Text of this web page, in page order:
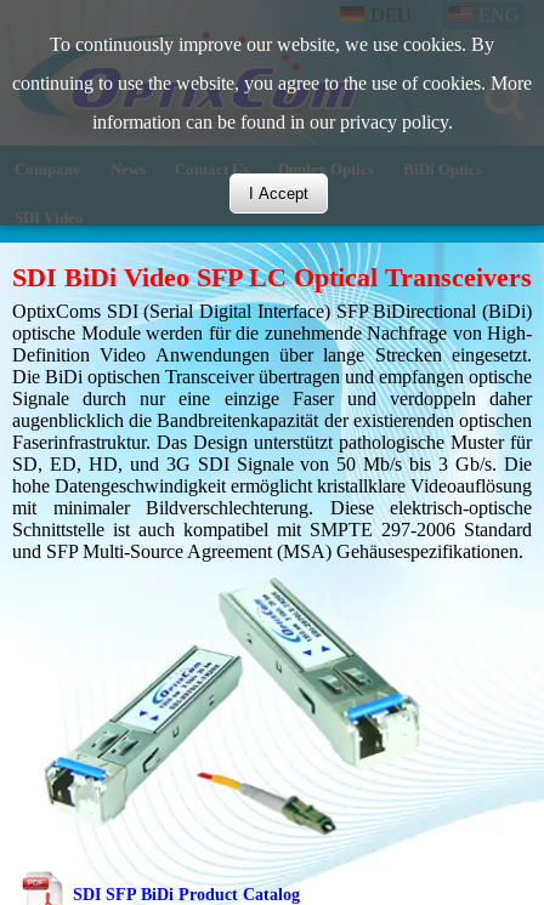
To continuously improve our website, we use cookies. By
continuing to use the website, you agree to the use of cookies. More
information can be found in our privacy policy.
I Accept
ENG
DEU
Company News Contact Us Duplex Optics BiDi Optics
SDI Video
SDI BiDi Video SFP LC Optical Transceivers
OptixComs SDI (Serial Digital Interface) SFP BiDirectional (BiDi)
optische Module werden für die zunehmende Nachfrage von High-
Definition Video Anwendungen über lange Strecken eingesetzt.
Die BiDi optischen Transceiver übertragen und empfangen optische
Signale durch nur eine einzige Faser und verdoppeln daher
augenblicklich die Bandbreitenkapazität der existierenden optischen
Faserinfrastruktur. Das Design unterstützt pathologische Muster für
SD, ED, HD, und 3G SDI Signale von 50 Mb/s bis 3 Gb/s. Die
hohe Datengeschwindigkeit ermöglicht kristallklare Videoauflösung
mit minimaler Bildverschlechterung. Diese elektrisch-optische
Schnittstelle ist auch kompatibel mit SMPTE 297-2006 Standard
und SFP Multi-Source Agreement (MSA) Gehäusespezifikationen.
SDI SFP BiDi Product Catalog